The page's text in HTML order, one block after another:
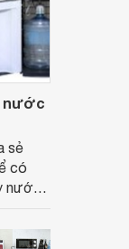
nước
sẻ
có
nước